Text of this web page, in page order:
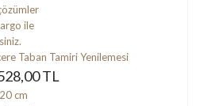
Taban Tamiri Yenilemesi
TL